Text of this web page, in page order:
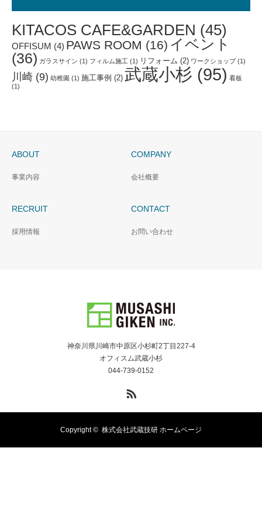
KITACOS CAFE&GARDEN (45)
OFFISUM (4) PAWS ROOM (16) イベント
(36) ガラスサイン (1) フィルム施工 (1) リフォーム (2) ワークショップ(1)
川崎 (9) 幼稚園 (1) 施工事例 (2) 武蔵小杉 (95) 看板
(1)
ABOUT
事業内容
COMPANY
会社概要
RECRUIT
採用情報
CONTACT
お問い合わせ
神奈川県川崎市中原区小杉町2丁目227-4
オフィスム武蔵小杉
044-739-0152
Copyright © 株式会社武蔵技研 ホームページ